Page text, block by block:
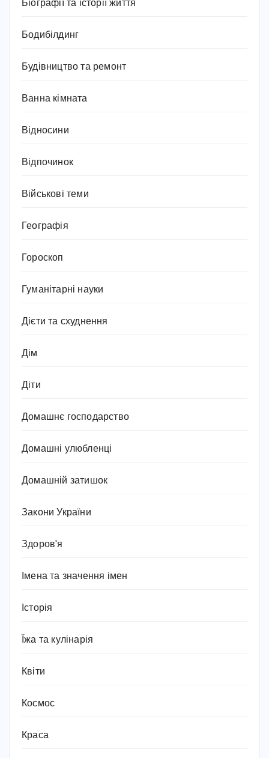
Біографії та історії життя
Бодибілдинг
Будівництво та ремонт
Ванна кімната
Відносини
Відпочинок
Військові теми
Географія
Гороскоп
Гуманітарні науки
Дієти та схуднення
Дім
Діти
Домашнє господарство
Домашні улюбленці
Домашній затишок
Закони України
Здоров'я
Імена та значення імен
Історія
Їжа та кулінарія
Квіти
Космос
Краса